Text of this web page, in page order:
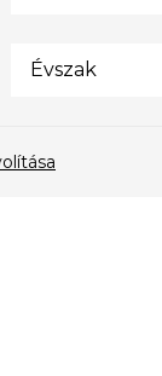
Évszak